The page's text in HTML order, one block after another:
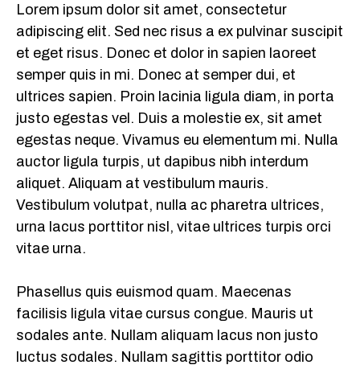
c
e
b
o
o
k
a
t
s
A
p
p
e
r
a
m
it
t
r
Lorem ipsum dolor sit amet, consectetur
adipiscing elit. Sed nec risus a ex pulvinar suscipit
et eget risus. Donec et dolor in sapien laoreet
semper quis in mi. Donec at semper dui, et
ultrices sapien. Proin lacinia ligula diam, in porta
justo egestas vel. Duis a molestie ex, sit amet
egestas neque. Vivamus eu elementum mi. Nulla
auctor ligula turpis, ut dapibus nibh interdum
aliquet. Aliquam at vestibulum mauris.
Vestibulum volutpat, nulla ac pharetra ultrices,
urna lacus porttitor nisl, vitae ultrices turpis orci
vitae urna.
Phasellus quis euismod quam. Maecenas
facilisis ligula vitae cursus congue. Mauris ut
sodales ante. Nullam aliquam lacus non justo
luctus sodales. Nullam sagittis porttitor odio